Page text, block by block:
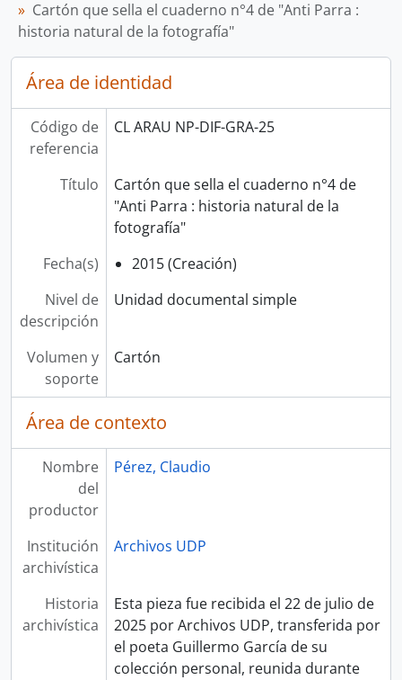
Cartón que sella el cuaderno n°4 de "Anti Parra :
historia natural de la fotografía"
Área de identidad
Código de
referencia
CL ARAU NP-DIF-GRA-25
Título
Cartón que sella el cuaderno n°4 de
"Anti Parra : historia natural de la
fotografía"
Fecha(s)
2015 (Creación)
Nivel de
descripción
Unidad documental simple
Volumen y
soporte
Cartón
Área de contexto
Nombre
del
productor
Pérez, Claudio
Institución
archivística
Archivos UDP
Historia
archivística
Esta pieza fue recibida el 22 de julio de
2025 por Archivos UDP, transferida por
el poeta Guillermo García de su
colección personal, reunida durante